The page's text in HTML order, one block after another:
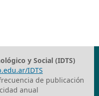
y Social (IDTS)
IDTS
de publicación
anual